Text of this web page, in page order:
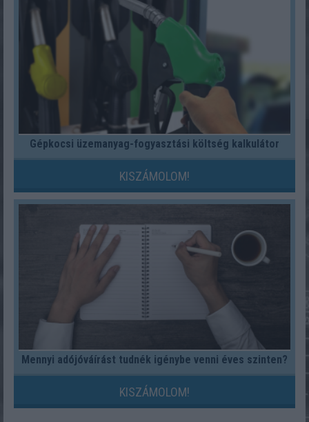
Gépkocsi üzemanyag-fogyasztási költség kalkulátor
KISZÁMOLOM!
Mennyi adójóváírást tudnék igénybe venni éves szinten?
KISZÁMOLOM!